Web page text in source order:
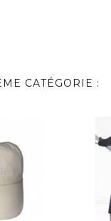
CATÉGORIE :